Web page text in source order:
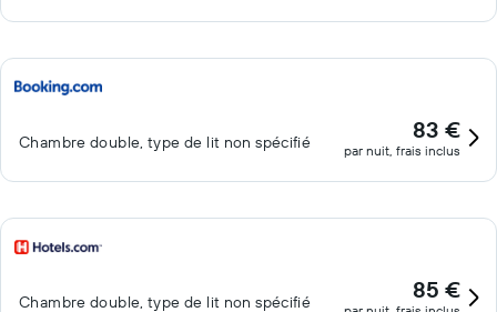
Chambre double, type de lit non spécifié 83 €
par nuit, frais inclus
Chambre double, type de lit non spécifié 85 €